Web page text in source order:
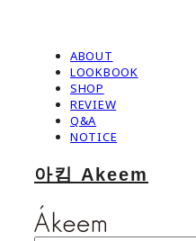
ABOUT
LOOKBOOK
SHOP
REVIEW
Q&A
NOTICE
아킴 Akeem